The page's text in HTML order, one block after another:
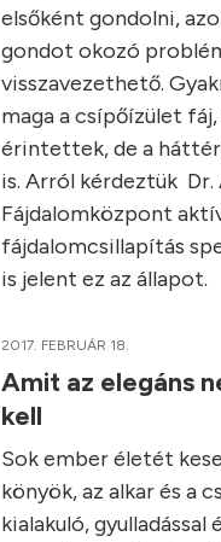
elsőként gondolni,
gondot okozó
visszavezethető.
maga a csípőízület
érintettek, de a
is. Arról kérdeztük
Fájdalomközpont
fájdalomcsillapítás
is jelent ez az állapot.
2017. FEBRUÁR 18.
Amit az elegáns
kell
Sok ember életét
könyök, az alkar és a
kialakuló, gyulladással